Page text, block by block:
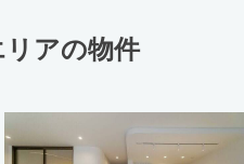
リアの物件